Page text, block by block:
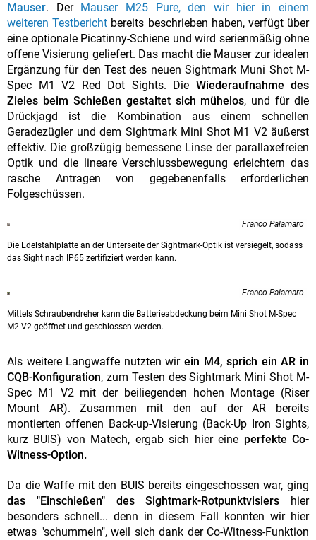
Mauser. Der Mauser M25 Pure, den wir hier in einem
weiteren Testbericht bereits beschrieben haben, verfügt über
eine optionale Picatinny-Schiene und wird serienmäßig ohne
offene Visierung geliefert. Das macht die Mauser zur idealen
Ergänzung für den Test des neuen Sightmark Muni Shot M-
Spec M1 V2 Red Dot Sights. Die Wiederaufnahme des
Zieles beim Schießen gestaltet sich mühelos, und für die
Drückjagd ist die Kombination aus einem schnellen
Geradezügler und dem Sightmark Mini Shot M1 V2 äußerst
effektiv. Die großzügig bemessene Linse der parallaxefreien
Optik und die lineare Verschlussbewegung erleichtern das
rasche Antragen von gegebenenfalls erforderlichen
Folgeschüssen.
Franco Palamaro
Die Edelstahlplatte an der Unterseite der Sightmark-Optik ist versiegelt, sodass
das Sight nach IP65 zertifiziert werden kann.
Franco Palamaro
Mittels Schraubendreher kann die Batterieabdeckung beim Mini Shot M-Spec
M2 V2 geöffnet und geschlossen werden.
Als weitere Langwaffe nutzten wir ein M4, sprich ein AR in
CQB-Konfiguration, zum Testen des Sightmark Mini Shot M-
Spec M1 V2 mit der beiliegenden hohen Montage (Riser
Mount AR). Zusammen mit den auf der AR bereits
montierten offenen Back-up-Visierung (Back-Up Iron Sights,
kurz BUIS) von Matech, ergab sich hier eine perfekte Co-
Witness-Option.
Da die Waffe mit den BUIS bereits eingeschossen war, ging
das "Einschießen" des Sightmark-Rotpunktvisiers hier
besonders schnell... denn in diesem Fall konnten wir hier
etwas "schummeln", weil sich dank der Co-Witness-Funktion